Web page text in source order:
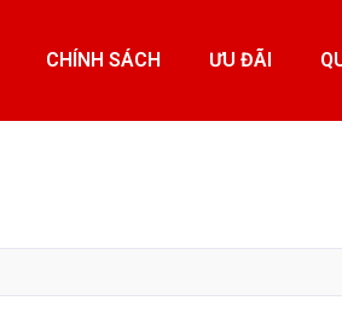
CHÍNH SÁCH ƯU ĐÃI